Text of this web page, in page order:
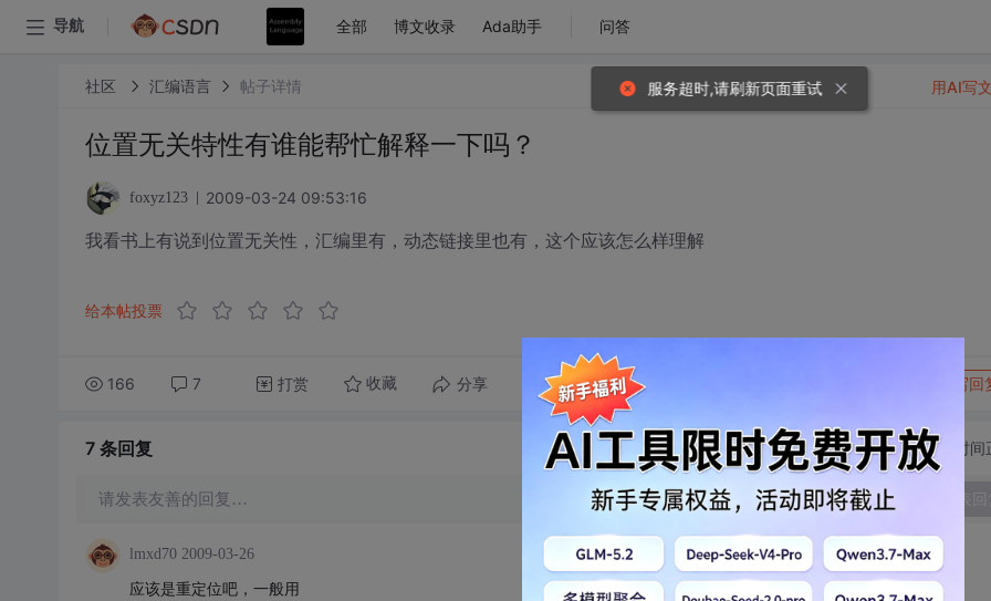
导航 全部 博文收录 Ada助手 问答
社区 汇编语言 帖子详情
位置无关特性有谁能帮忙解释一下吗？
foxyz123 2009-03-24 09:53:16
我看书上有说到位置无关性，汇编里有，动态链接里也有，这个应该怎么样理解
给本帖投票
166 7 打赏 收藏 分享 转发到动态 写回
用AI写
7 条回复 切换为时间
请发表友善的回复…
lmxd70 2009-03-26
应该是重定位吧，一般用
服务超时,请刷新页面重试